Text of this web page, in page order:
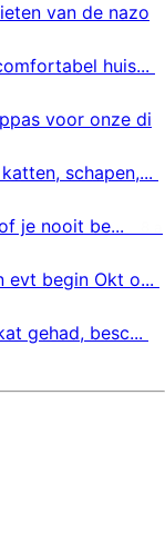
van de nazo
huis...
voor onze di
schapen,...
je nooit be...
evt begin Okt o...
gehad, besc...